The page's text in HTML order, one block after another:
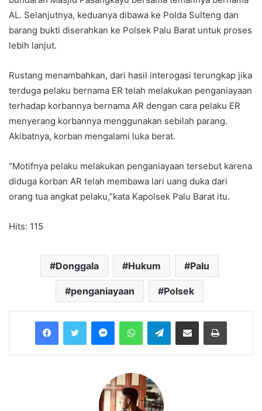
AL. Selanjutnya, keduanya dibawa ke Polda Sulteng dan
barang bukti diserahkan ke Polsek Palu Barat untuk proses
lebih lanjut.
Rustang menambahkan, dari hasil interogasi terungkap jika
terduga pelaku bernama ER telah melakukan penganiayaan
terhadap korbannya bernama AR dengan cara pelaku ER
menyerang korbannya menggunakan sebilah parang.
Akibatnya, korban mengalami luka berat.
“Motifnya pelaku melakukan penganiayaan tersebut karena
diduga korban AR telah membawa lari uang duka dari
orang tua angkat pelaku,”kata Kapolsek Palu Barat itu.
Hits: 115
Donggala Hukum Palu
penganiayaan Polsek
MessengerWhatsAppTelegramShare via Email Print